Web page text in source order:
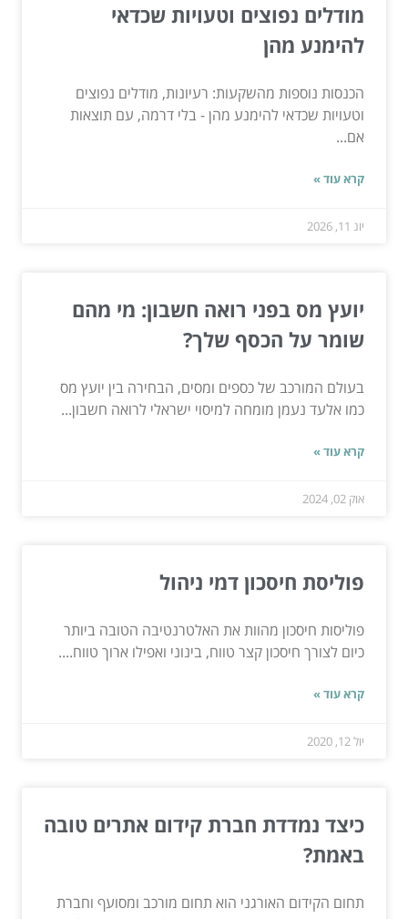
מודלים נפוצים וטעויות שכדאי
להימנע מהן
הכנסות נוספות מהשקעות: רעיונות, מודלים נפוצים
וטעויות שכדאי להימנע מהן - בלי דרמה, עם תוצאות
אם...
קרא עוד »
יונ 11, 2026
יועץ מס בפני רואה חשבון: מי מהם
שומר על הכסף שלך?
בעולם המורכב של כספים ומסים, הבחירה בין יועץ מס
כמו אלעד נעמן מומחה למיסוי ישראלי לרואה חשבון...
קרא עוד »
אוק 02, 2024
פוליסת חיסכון דמי ניהול
פוליסות חיסכון מהוות את האלטרנטיבה הטובה ביותר
כיום לצורך חיסכון קצר טווח, בינוני ואפילו ארוך טווח....
קרא עוד »
יול 12, 2020
כיצד נמדדת חברת קידום אתרים טובה
באמת?
תחום הקידום האורגני הוא תחום מורכב ומסועף וחברת